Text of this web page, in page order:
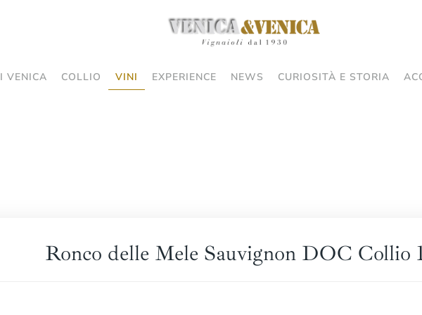
I VENICA COLLIO VINI EXPERIENCE NEWS CURIOSITÀ E STORIA
Ronco delle Mele Sauvignon DOC Collio